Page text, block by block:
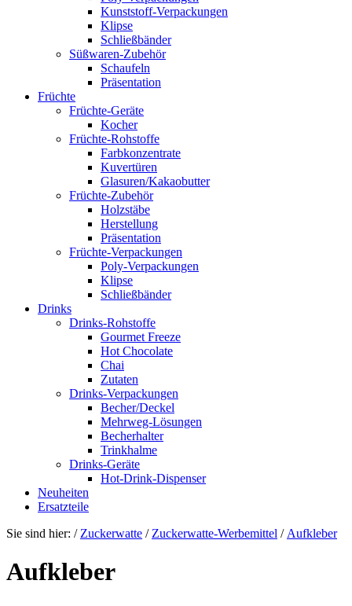
Kunststoff-Verpackungen
Klipse
Schließbänder
Süßwaren-Zubehör
Schaufeln
Präsentation
Früchte
Früchte-Geräte
Kocher
Früchte-Rohstoffe
Farbkonzentrate
Kuvertüren
Glasuren/Kakaobutter
Früchte-Zubehör
Holzstäbe
Herstellung
Präsentation
Früchte-Verpackungen
Poly-Verpackungen
Klipse
Schließbänder
Drinks
Drinks-Rohstoffe
Gourmet Freeze
Hot Chocolate
Chai
Zutaten
Drinks-Verpackungen
Becher/Deckel
Mehrweg-Lösungen
Becherhalter
Trinkhalme
Drinks-Geräte
Hot-Drink-Dispenser
Neuheiten
Ersatzteile
Sie sind hier: / Zuckerwatte / Zuckerwatte-Werbemittel / Aufkleber
Aufkleber